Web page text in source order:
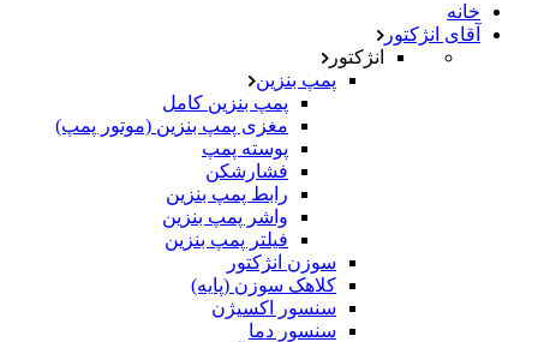
خانه
آقای انژکتور
انژکتور
پمپ بنزین
پمپ بنزین کامل
مغزی پمپ بنزین (موتور پمپ)
پوسته پمپ
فشارشکن
رابط پمپ بنزین
واشر پمپ بنزین
فیلتر پمپ بنزین
سوزن انژکتور
کلاهک سوزن (پایه)
سنسور اکسیژن
سنسور دما